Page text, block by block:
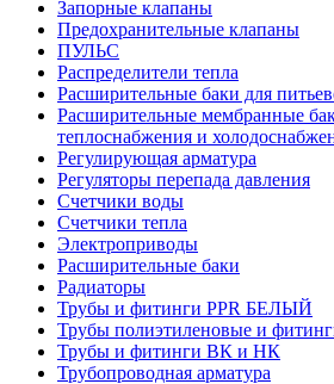
Запорные клапаны
Предохранительные клапаны
ПУЛЬС
Распределители тепла
Расширительные баки для
Расширительные мембранные
теплоснабжения и
Регулирующая арматура
Регуляторы перепада давления
Счетчики воды
Счетчики тепла
Электроприводы
Расширительные баки
Радиаторы
Трубы и фитинги PPR БЕЛЫЙ
Трубы полиэтиленовые и
Трубы и фитинги ВК и НК
Трубопроводная арматура